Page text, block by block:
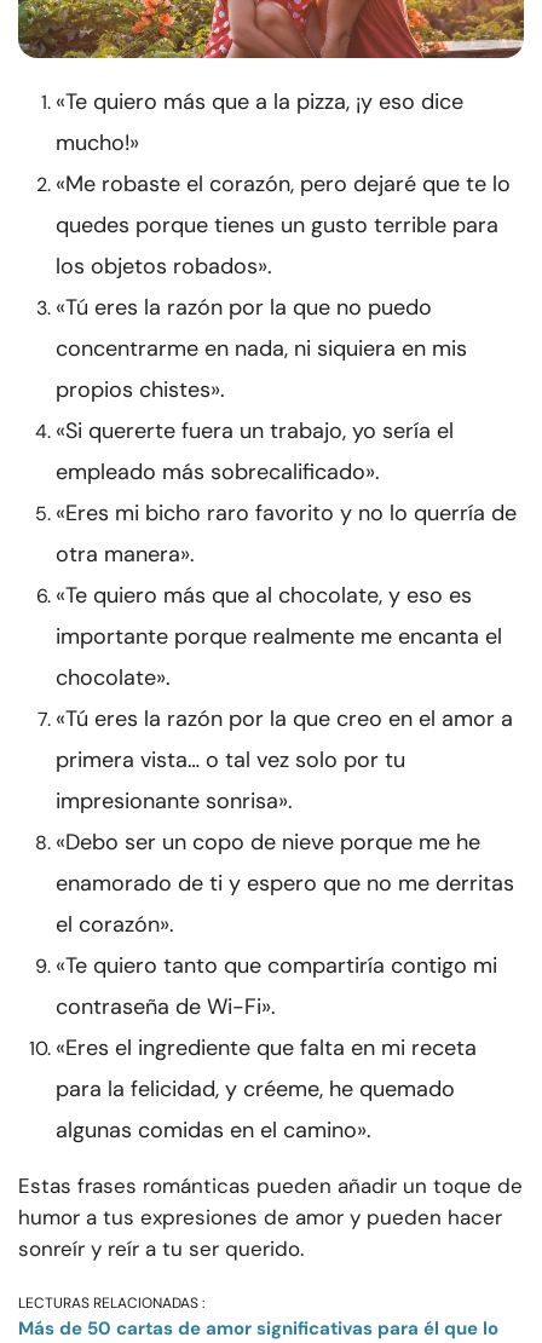
«Te quiero más que a la pizza, ¡y eso dice
mucho!»
«Me robaste el corazón, pero dejaré que te lo
quedes porque tienes un gusto terrible para
los objetos robados».
«Tú eres la razón por la que no puedo
concentrarme en nada, ni siquiera en mis
propios chistes».
«Si quererte fuera un trabajo, yo sería el
empleado más sobrecalificado».
«Eres mi bicho raro favorito y no lo querría de
otra manera».
«Te quiero más que al chocolate, y eso es
importante porque realmente me encanta el
chocolate».
«Tú eres la razón por la que creo en el amor a
primera vista… o tal vez solo por tu
impresionante sonrisa».
«Debo ser un copo de nieve porque me he
enamorado de ti y espero que no me derritas
el corazón».
«Te quiero tanto que compartiría contigo mi
contraseña de Wi-Fi».
«Eres el ingrediente que falta en mi receta
para la felicidad, y créeme, he quemado
algunas comidas en el camino».
Estas frases románticas pueden añadir un toque de
humor a tus expresiones de amor y pueden hacer
sonreír y reír a tu ser querido.
LECTURAS RELACIONADAS :
Más de 50 cartas de amor significativas para él que lo